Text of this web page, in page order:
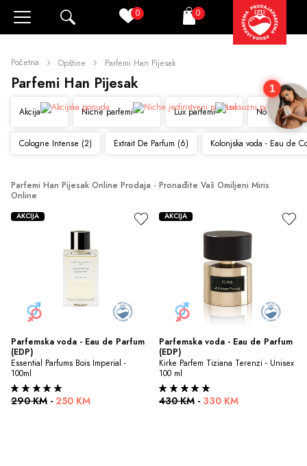
0 Korpa
0
Početna Opštine Parfemi Han Pijesak
Parfemi Han Pijesak
Akcija Niche parfemi Lux parfemi Novo
Cologne Intense (2) Extrait De Parfum (6) Kolonjska voda - Eau de
Parfemi Han Pijesak Online Prodaja - Pronađite Vaš Omiljeni Miris
Online
Parfemska voda - Eau de Parfum
(EDP)
Essential Parfums Bois Imperial -
100ml
290 KM - 250 KM
AKCIJA
Parfemska voda - Eau de Parfum
(EDP)
Kirke Parfem Tiziana Terenzi - Unisex
100 ml
430 KM - 330 KM
AKCIJA
1